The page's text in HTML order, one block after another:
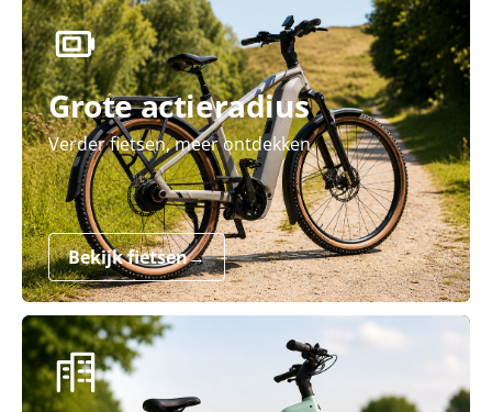
Grote actieradius
Verder fietsen, meer ontdekken.
Bekijk fietsen→